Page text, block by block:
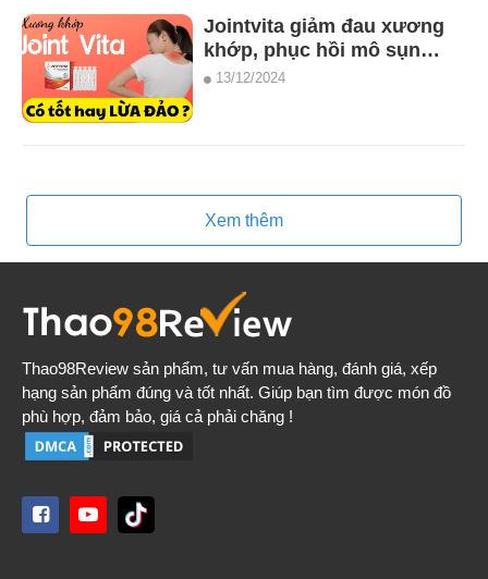
Jointvita giảm đau xương
khớp, phục hồi mô sụn
khớp (25 ống)
13/12/2024
Xem thêm
Thao98Review sản phẩm, tư vấn mua hàng, đánh giá, xếp
hạng sản phẩm đúng và tốt nhất. Giúp bạn tìm được món đồ
phù hợp, đảm bảo, giá cả phải chăng !